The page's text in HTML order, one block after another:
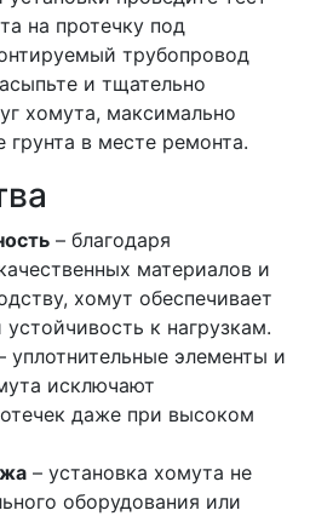
на протечку под
трубопровод
и тщательно
хомута, максимально
в месте ремонта.
– благодаря
материалов и
хомут обеспечивает
к нагрузкам.
уплотнительные элементы и
исключают
даже при высоком
– установка хомута не
оборудования или